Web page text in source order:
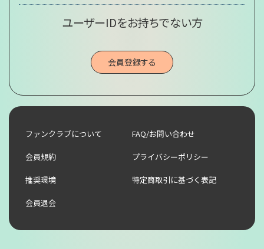
ユーザーIDをお持ちでない方
会員登録する
ファンクラブについて FAQ/お問い合わせ
会員規約 プライバシーポリシー
推奨環境 特定商取引に基づく表記
会員退会